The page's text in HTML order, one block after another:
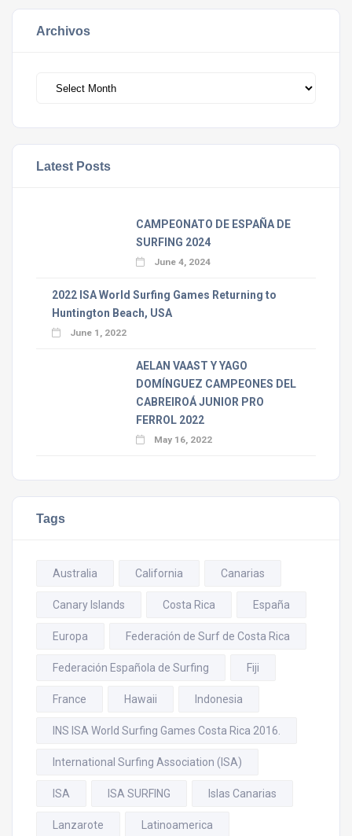
Archivos
Latest Posts
CAMPEONATO DE ESPAÑA DE
SURFING 2024
June 4, 2024
2022 ISA World Surfing Games Returning to
Huntington Beach, USA
June 1, 2022
AELAN VAAST Y YAGO
DOMÍNGUEZ CAMPEONES DEL
CABREIROÁ JUNIOR PRO
FERROL 2022
May 16, 2022
Tags
Australia California Canarias
Canary Islands Costa Rica España
Europa Federación de Surf de Costa Rica
Federación Española de Surfing Fiji
France Hawaii Indonesia
INS ISA World Surfing Games Costa Rica 2016.
International Surfing Association (ISA)
ISA ISA SURFING Islas Canarias
Lanzarote Latinoamerica